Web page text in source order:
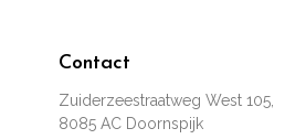
Contact
Zuiderzeestraatweg West 105,
8085 AC Doornspijk